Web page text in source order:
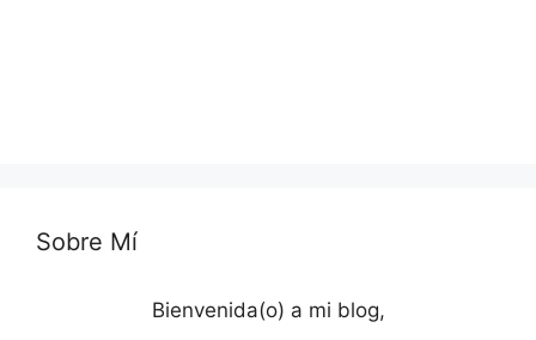
Sobre Mí
Bienvenida(o) a mi blog,